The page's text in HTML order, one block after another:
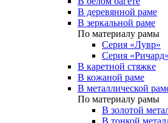
В деревянной раме
В зеркальной раме
По материалу рамы
Серия «Лувр»
Серия «Ричард»
В каретной стяжке
В кожаной раме
В металлической
По материалу рамы
В золотой
В тонкой